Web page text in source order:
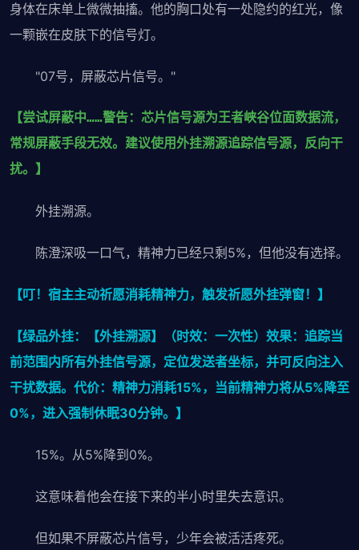
身体在床单上微微抽搐。他的胸口处有一处隐约的红光，像
一颗嵌在皮肤下的信号灯。
"07号，屏蔽芯片信号。"
【尝试屏蔽中……警告：芯片信号源为王者峡谷位面数据流，
常规屏蔽手段无效。建议使用外挂溯源追踪信号源，反向干
扰。】
外挂溯源。
陈澄深吸一口气，精神力已经只剩5%，但他没有选择。
【叮！宿主主动祈愿消耗精神力，触发祈愿外挂弹窗！】
【绿品外挂：【外挂溯源】（时效：一次性）效果：追踪当
前范围内所有外挂信号源，定位发送者坐标，并可反向注入
干扰数据。代价：精神力消耗15%，当前精神力将从5%降至
0%，进入强制休眠30分钟。】
15%。从5%降到0%。
这意味着他会在接下来的半小时里失去意识。
但如果不屏蔽芯片信号，少年会被活活疼死。